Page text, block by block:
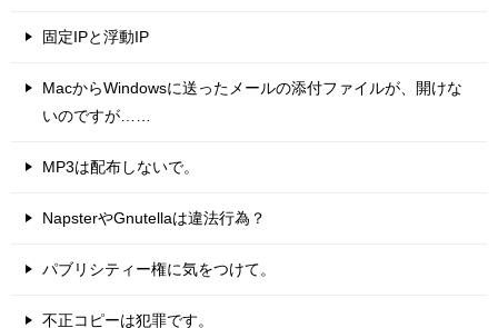
固定IPと浮動IP
MacからWindowsに送ったメールの添付ファイルが、開けな
いのですが……
MP3は配布しないで。
NapsterやGnutellaは違法行為？
パブリシティー権に気をつけて。
不正コピーは犯罪です。